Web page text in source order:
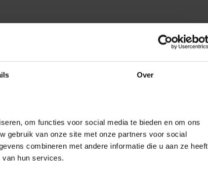
Over
om functies voor social media te bieden en om ons
gebruik van onze site met onze partners voor social
combineren met andere informatie die u aan ze heeft
hun services.